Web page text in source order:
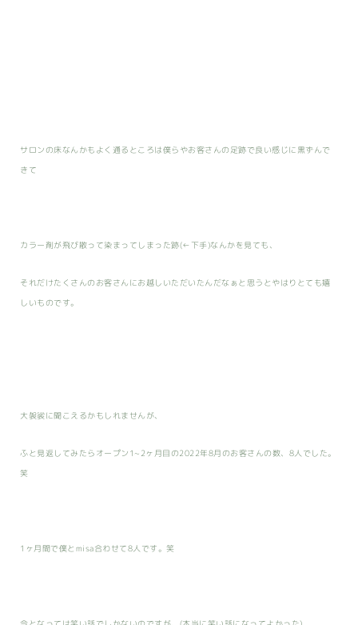
サロンの床なんかもよく通るところは僕らやお客さんの足跡で良い感じに黒ずんで
きて
カラー剤が飛び散って染まってしまった跡(←下手)なんかを見ても、
それだけたくさんのお客さんにお越しいただいたんだなぁと思うとやはりとても嬉
しいものです。
大袈裟に聞こえるかもしれませんが、
ふと見返してみたらオープン1~2ヶ月目の2022年8月のお客さんの数、8人でした。
笑
1ヶ月間で僕とmisa合わせて8人です。笑